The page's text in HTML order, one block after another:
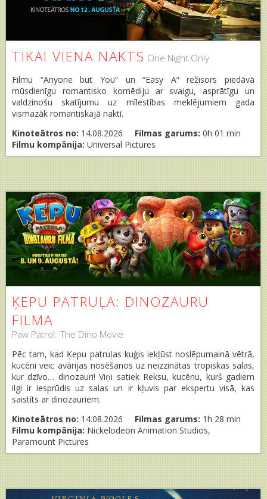
TIKAI VIENA NAKTS One Night Only
Filmu “Anyone but You” un “Easy A” režisors piedāvā
mūsdienīgu romantisko komēdiju ar svaigu, asprātīgu un
valdzinošu skatījumu uz mīlestības meklējumiem gada
vismazāk romantiskajā naktī.
Kinoteātros no: 14.08.2026 Filmas garums: 0h 01 min
Filmu kompānija: Universal Pictures
ĶEPU PATRUĻA: DINOZAURU
FILMA
Paw Patrol: The Dino Movie
Pēc tam, kad Ķepu patruļas kuģis iekļūst noslēpumainā vētrā,
kucēni veic avārijas nosēšanos uz neizzinātas tropiskas salas,
kur dzīvo… dinozauri! Viņi satiek Reksu, kucēnu, kurš gadiem
ilgi ir iesprūdis uz salas un ir kļuvis par ekspertu visā, kas
saistīts ar dinozauriem.
Kinoteātros no: 14.08.2026 Filmas garums: 1h 28 min
Filmu kompānija: Nickelodeon Animation Studios,
Paramount Pictures